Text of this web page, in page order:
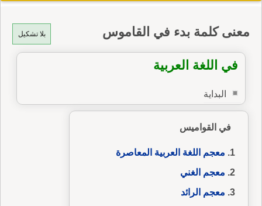
بلا تشكيل معنى كلمة بدء في القاموس
في اللغة العربية
البداية
في القواميس
معجم اللغة العربية المعاصرة
معجم الغني
معجم الرائد